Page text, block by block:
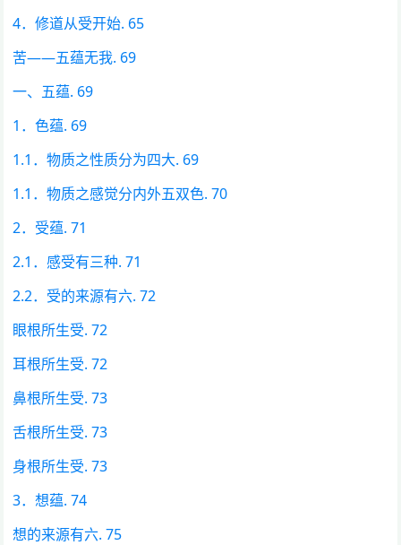
4．修道从受开始. 65
苦——五蕴无我. 69
一、五蕴. 69
1．色蕴. 69
1.1．物质之性质分为四大. 69
1.1．物质之感觉分内外五双色. 70
2．受蕴. 71
2.1．感受有三种. 71
2.2．受的来源有六. 72
眼根所生受. 72
耳根所生受. 72
鼻根所生受. 73
舌根所生受. 73
身根所生受. 73
3．想蕴. 74
想的来源有六. 75